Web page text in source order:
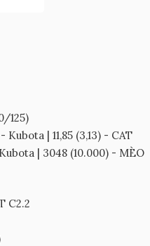
125)
Kubota | 11,85 (3,13) - CAT
| 3048 (10.000) - MÈO
C2.2